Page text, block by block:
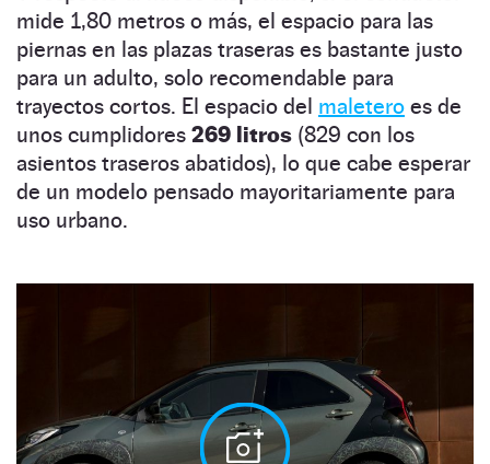
mide 1,80 metros o más, el espacio para las
piernas en las plazas traseras es bastante justo
para un adulto, solo recomendable para
trayectos cortos. El espacio del maletero es de
unos cumplidores 269 litros (829 con los
asientos traseros abatidos), lo que cabe esperar
de un modelo pensado mayoritariamente para
uso urbano.